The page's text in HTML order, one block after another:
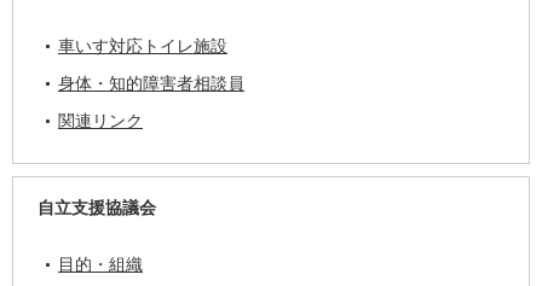
車いす対応トイレ施設
身体・知的障害者相談員
関連リンク
自立支援協議会
目的・組織